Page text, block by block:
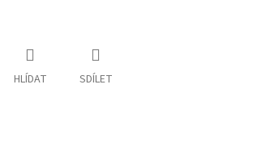
HLÍDAT SDÍLET